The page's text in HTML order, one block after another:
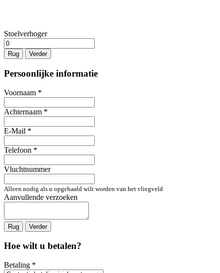
Stoelverhoger
Rug Verder
Persoonlijke informatie
Voornaam *
Achternaam *
E-Mail *
Telefoon *
Vluchtnummer
Alleen nodig als u opgehaald wilt worden van het vliegveld
Aanvullende verzoeken
Rug Verder
Hoe wilt u betalen?
Betaling *